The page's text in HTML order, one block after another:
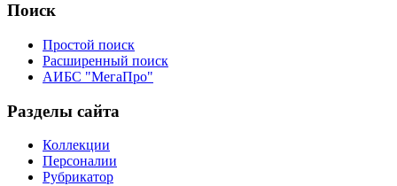
Поиск
Простой поиск
Расширенный поиск
АИБС "МегаПро"
Разделы сайта
Коллекции
Персоналии
Рубрикатор